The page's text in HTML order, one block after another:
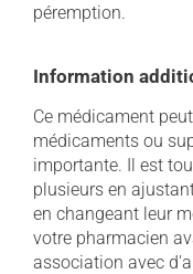
péremption.
Information
Ce médicament
médicaments ou
importante. Il est
plusieurs en
en changeant leur
votre pharmacien
association avec